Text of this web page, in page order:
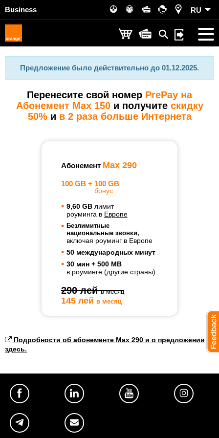
Business RU
Предложение было действительно до 01.12.2025.
Перенесите свой номер PrePay на
Абонемент Max 150и получите скидку
50%и в 2 раза больше Интернета
Абонемент Max 290
100 GB + 100 GB
бонус
9,60 GBлимит
роуминга в Европе
Безлимитные
национальные звонки,
включая роуминг в Европе
50 международных минут
30 мин + 500 MB
в роуминге (другие страны)
290 лейв месяц
145 лей в месяц
Подробности об абонементе Max 290 и о предложении
здесь.